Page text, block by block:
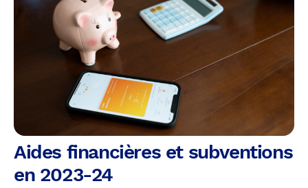
Aides financières et subventions
en 2023-24